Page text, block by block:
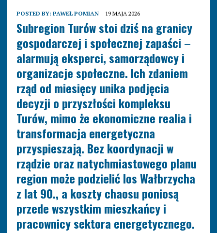
POSTED BY: PAWEŁ POMIAN 19 MAJA 2026
Subregion Turów stoi dziś na granicy
gospodarczej i społecznej zapaści –
alarmują eksperci, samorządowcy i
organizacje społeczne. Ich zdaniem
rząd od miesięcy unika podjęcia
decyzji o przyszłości kompleksu
Turów, mimo że ekonomiczne realia i
transformacja energetyczna
przyspieszają. Bez koordynacji w
rządzie oraz natychmiastowego planu
region może podzielić los Wałbrzycha
z lat 90., a koszty chaosu poniosą
przede wszystkim mieszkańcy i
pracownicy sektora energetycznego.